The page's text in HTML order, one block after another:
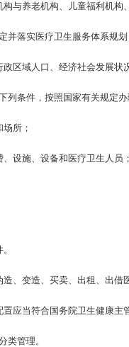
与养老机构、儿童福利机
并落实医疗卫生服务体系规
区域人口、经济社会发展
列条件，按照国家有关规定
所；
、设施、设备和医疗卫生人员
、变造、买卖、出租、出借
应当符合国务院卫生健康主
类管理。